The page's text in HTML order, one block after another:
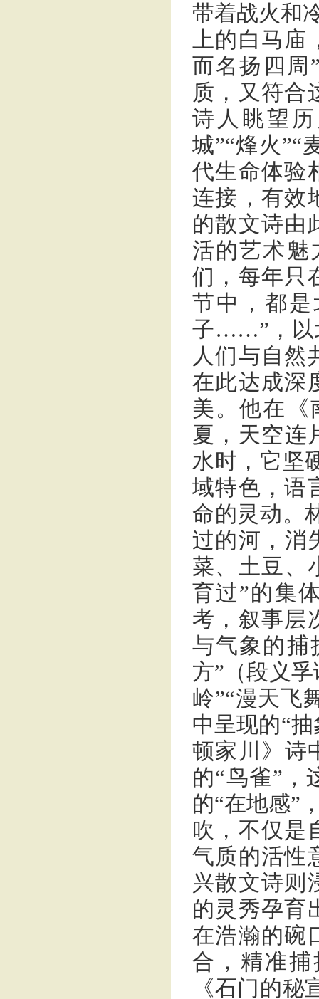
带着战火和
上的白马庙
而名扬四周
质，又符合
诗人眺望
城”“烽火”“
代生命体验
连接，有效
的散文诗由
活的艺术魅
们，每年只
节中，都
子……”，以
人们与自然
在此达成深
美。他在《
夏，天空
水时，它坚
域特色，语
命的灵动。
过的河，消
菜、土豆
育过”的集
考，叙事层
与气象的捕
方”（段义
岭”“漫天飞
中呈现的“
顿家川》诗
的“鸟雀”，
的“在地感”
吹，不仅是
气质的活性
兴散文诗则
的灵秀孕育
在浩瀚的碗
合，精准
《石门的